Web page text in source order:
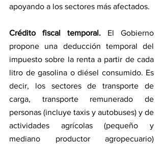
apoyando a los sectores más afectados.
Crédito fiscal temporal. El Gobierno
propone una deducción temporal del
impuesto sobre la renta a partir de cada
litro de gasolina o diésel consumido. Es
decir, los sectores de transporte de
carga, transporte remunerado de
personas (incluye taxis y autobuses) y de
actividades agrícolas (pequeño y
mediano productor agropecuario)